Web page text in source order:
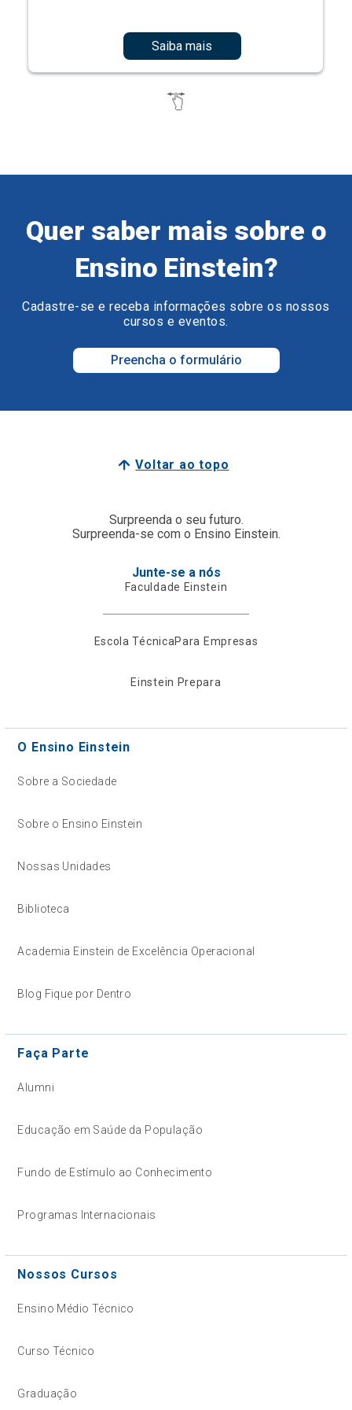
Saiba mais
Quer saber mais sobre o
Ensino Einstein?
Cadastre-se e receba informações sobre os nossos
cursos e eventos.
Preencha o formulário
Voltar ao topo
Surpreenda o seu futuro.
Surpreenda-se com o Ensino Einstein.
Junte-se a nós
Faculdade Einstein
Escola TécnicaPara Empresas
Einstein Prepara
O Ensino Einstein
Sobre a Sociedade
Sobre o Ensino Einstein
Nossas Unidades
Biblioteca
Academia Einstein de Excelência Operacional
Blog Fique por Dentro
Faça Parte
Alumni
Educação em Saúde da População
Fundo de Estímulo ao Conhecimento
Programas Internacionais
Nossos Cursos
Ensino Médio Técnico
Curso Técnico
Graduação